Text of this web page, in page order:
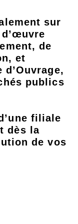
sur
de
et
publics
filiale
dès la
de vos